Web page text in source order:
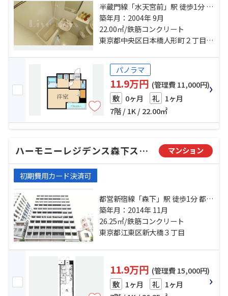
半蔵門線「水天宮前」駅 徒歩1分 日
比谷線「人形町」駅 徒歩3分 都営新
宿線「浜町」駅 徒歩9分
築年月：2004年 9月
22.00㎡/鉄筋コンクリート
東京都中央区日本橋人形町２丁目1-8
パノラマ
11.9万円 (管理費 11,000円)
敷 0ヶ月 礼 1ヶ月
7階 / 1K / 22.00㎡
ハーモニーレジデンス森下ステーションフロント マンション
初期費用カード決済可
都営新宿線「森下」駅 徒歩1分 都営
新宿線「浜町」駅 徒歩12分 半蔵門
線「清澄白河」駅 徒歩12分
築年月：2014年 11月
26.25㎡/鉄筋コンクリート
東京都江東区新大橋３丁目
11.9万円 (管理費 15,000円)
敷 1ヶ月 礼 1ヶ月